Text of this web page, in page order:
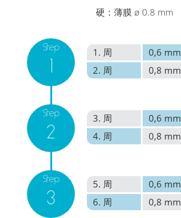
硬：薄膜 ø 0.8 mm
Step
1
1. 周
0,6 mm
2. 周
0,8 mm
Step
2
3. 周
0,6 mm
4. 周
0,8 mm
Step
3
5. 周
0,6 mm
6. 周
0,8 mm